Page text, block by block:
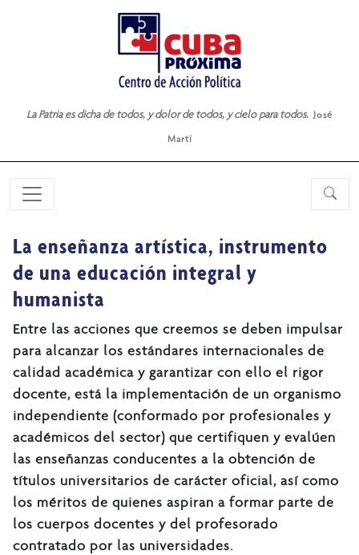
La Patria es dicha de todos, y dolor de todos, y cielo para todos. José
Martí
La enseñanza artística, instrumento
de una educación integral y
humanista
Entre las acciones que creemos se deben impulsar
para alcanzar los estándares internacionales de
calidad académica y garantizar con ello el rigor
docente, está la implementación de un organismo
independiente (conformado por profesionales y
académicos del sector) que certifiquen y evalúen
las enseñanzas conducentes a la obtención de
títulos universitarios de carácter oficial, así como
los méritos de quienes aspiran a formar parte de
los cuerpos docentes y del profesorado
contratado por las universidades.